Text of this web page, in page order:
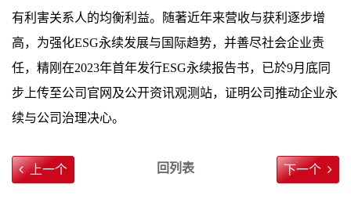
有利害关系人的均衡利益。随著近年来营收与获利逐步增
高，为强化ESG永续发展与国际趋势，并善尽社会企业责
任，精刚在2023年首年发行ESG永续报告书，已於9月底同
步上传至公司官网及公开资讯观测站，证明公司推动企业永
续与公司治理决心。
上一个 回列表 下一个